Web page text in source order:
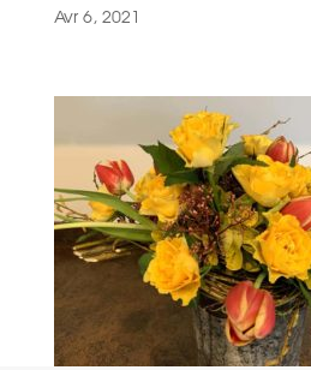
Avr 6, 2021